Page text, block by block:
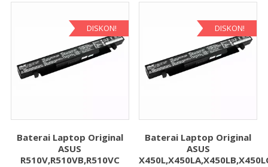
28,57$.
28,57$.
DISKON!
Baterai Laptop Original
ASUS
R510V,R510VB,R510VC
DISKON!
Baterai Laptop Original
ASUS